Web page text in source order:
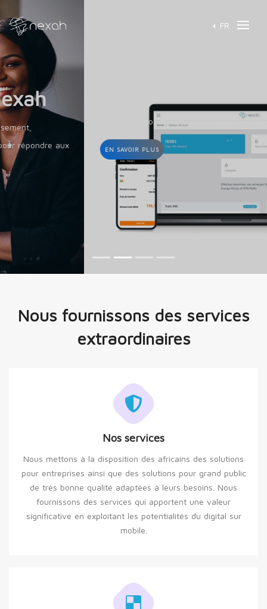
FR
Découvrez nos solutions B2B
Découvrez nos différentes solutions Business to Business.
EN SAVOIR PLUS
Nous fournissons des services
extraordinaires
Nos services
Nous mettons à la disposition des africains des solutions
pour entreprises ainsi que des solutions pour grand public
de très bonne qualité adaptées à leurs besoins. Nous
fournissons des services qui apportent une valeur
significative en exploitant les potentialités du digital sur
mobile.